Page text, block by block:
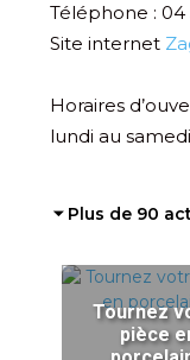
Téléphone : 04
Site internet
Horaires
lundi au
⏷ Plus de 90
Tournez
pièce